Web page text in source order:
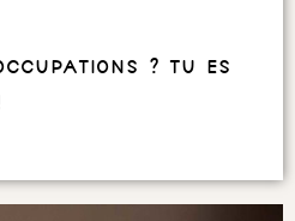
? Tu es